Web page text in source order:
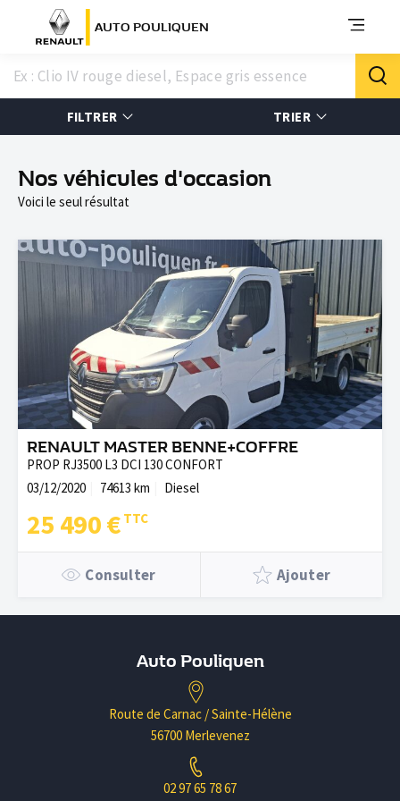
AUTO POULIQUEN
FILTRER TRIER
Nos véhicules d'occasion
Voici le seul résultat
RENAULT MASTER BENNE+COFFRE
PROP RJ3500 L3 DCI 130 CONFORT
03/12/2020
74613 km Diesel
25 490 €
Consulter Ajouter
Auto Pouliquen
Route de Carnac / Sainte-Hélène
56700 Merlevenez
02 97 65 78 67